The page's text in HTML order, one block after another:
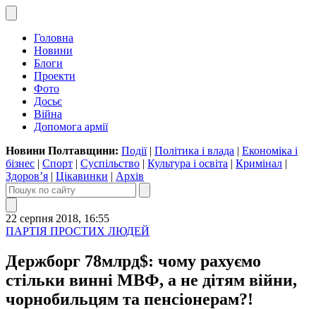
Головна
Новини
Блоги
Проекти
Фото
Досьє
Війна
Допомога армії
Новини Полтавщини: Події| Політика і влада | Економіка і
бізнес | Спорт | Суспільство | Культура і освіта | Кримінал |
Здоров’я | Цікавинки | Архів
22 серпня 2018, 16:55
ПАРТІЯ ПРОСТИХ ЛЮДЕЙ
Держборг 78млрд$: чому рахуємо
стільки винні МВФ, а не дітям війни,
чорнобильцям та пенсіонерам?!